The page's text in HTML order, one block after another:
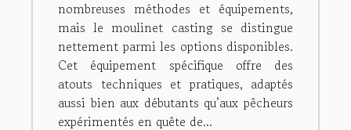
nombreuses méthodes et équipements,
mais le moulinet casting se distingue
nettement parmi les options disponibles.
Cet équipement spécifique offre des
atouts techniques et pratiques, adaptés
aussi bien aux débutants qu’aux pêcheurs
expérimentés en quête de...